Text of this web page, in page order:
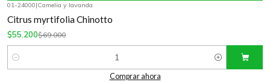
01-24000|Camelia y lavanda
Citrus myrtifolia Chinotto
$55.200$69.000
Cantidad
Comprar ahora